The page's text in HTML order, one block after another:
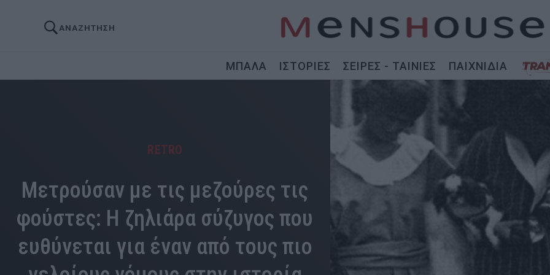
ΑΝΑΖΗΤΗΣΗ
ΜΠΑΛΑ ΙΣΤΟΡΙΕΣ ΣΕΙΡΕΣ - ΤΑΙΝΙΕΣ ΠΑΙΧΝΙΔΙΑ
RETRO
Μετρούσαν με τις μεζούρες τις
φούστες: Η ζηλιάρα σύζυγος που
ευθύνεται για έναν από τους πιο